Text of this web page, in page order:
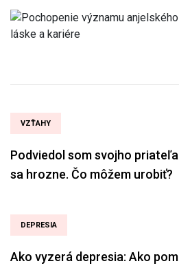
VZŤAHY
Podviedol som svojho
sa hrozne. Čo môžem urobiť?
DEPRESIA
Ako vyzerá depresia: Ako